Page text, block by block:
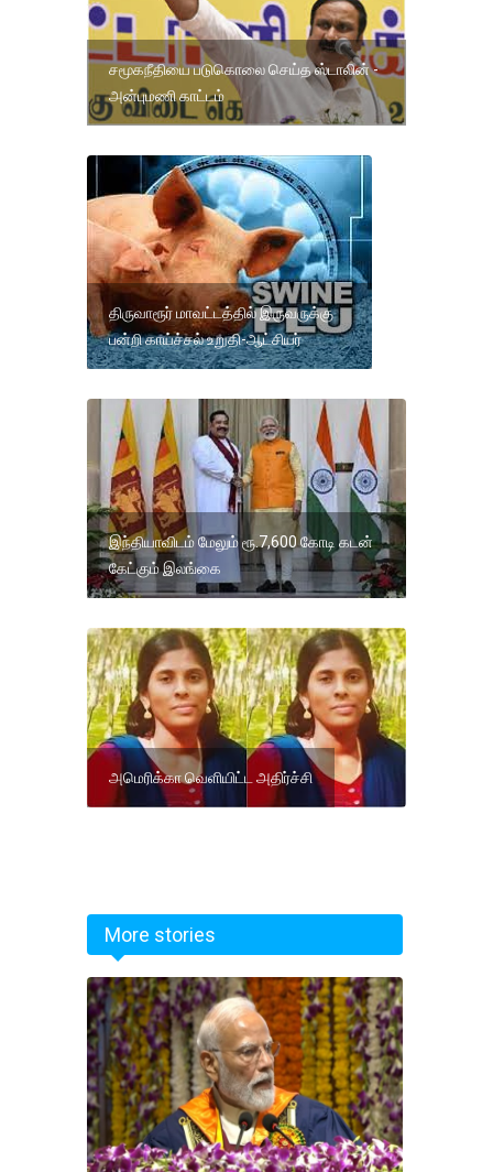
சமூகநீதியை படுகொலை செய்த ஸ்டாலின் -
அன்புமணி காட்டம்
திருவாரூர் மாவட்டத்தில் இருவருக்கு
பன்றி காய்ச்சல் உறுதி-ஆட்சியர்
இந்தியாவிடம் மேலும் ரூ.7,600 கோடி கடன்
கேட்கும் இலங்கை
அமெரிக்கா வெளியிட்ட அதிர்ச்சி
More stories